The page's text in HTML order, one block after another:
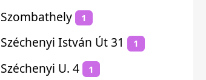
Szombathely 1
Széchenyi István Út 31 1
Széchenyi U. 4 1